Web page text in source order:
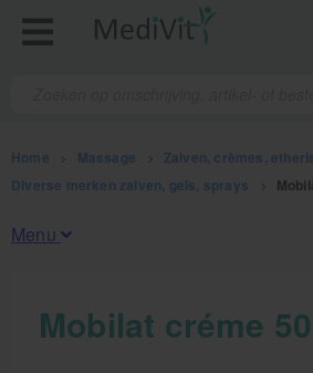
Home Massage Zalven, crèmes,
Diverse merken zalven, gels, sprays
Menu
Fysiotherapieproducten
Mobilat créme